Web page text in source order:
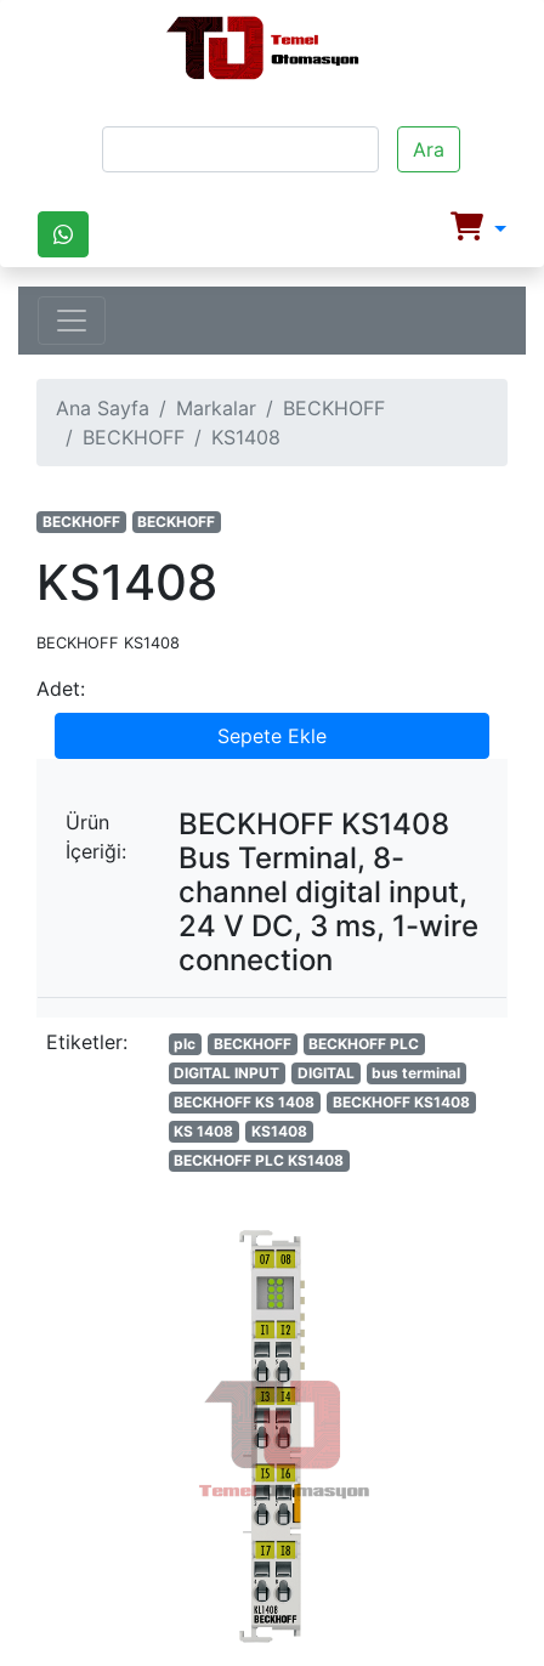
Ara
Ana Sayfa Markalar
BECKHOFF
BECKHOFF
KS1408
BECKHOFF BECKHOFF
KS1408
BECKHOFF KS1408
Adet:
Sepete Ekle
Ürün
İçeriği:
BECKHOFF KS1408
Bus Terminal, 8-
channel digital input,
24 V DC, 3 ms, 1-wire
connection
Etiketler: plc BECKHOFF
BECKHOFF PLC
DIGITAL INPUT
DIGITAL
bus terminal
BECKHOFF KS 1408
BECKHOFF KS1408
KS 1408
KS1408
BECKHOFF PLC KS1408